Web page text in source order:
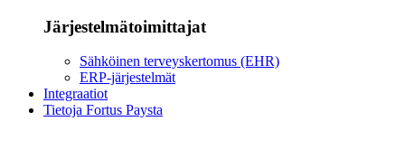
Järjestelmätoimittajat
Sähköinen terveyskertomus (EHR)
ERP-järjestelmät
Integraatiot
Tietoja Fortus Paysta